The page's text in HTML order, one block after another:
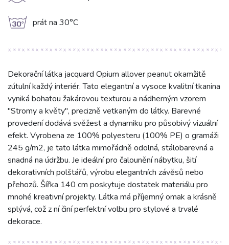
g prát na 30°C
Dekorační látka jacquard Opium allover peanut okamžitě
zútulní každý interiér. Tato elegantní a vysoce kvalitní tkanina
vyniká bohatou žakárovou texturou a nádherným vzorem
"Stromy a květy", precizně vetkaným do látky. Barevné
provedení dodává svěžest a dynamiku pro působivý vizuální
efekt. Vyrobena ze 100% polyesteru (100% PE) o gramáži
245 g/m2, je tato látka mimořádně odolná, stálobarevná a
snadná na údržbu. Je ideální pro čalounění nábytku, šití
dekorativních polštářů, výrobu elegantních závěsů nebo
přehozů. Šířka 140 cm poskytuje dostatek materiálu pro
mnohé kreativní projekty. Látka má příjemný omak a krásně
splývá, což z ní činí perfektní volbu pro stylové a trvalé
dekorace.